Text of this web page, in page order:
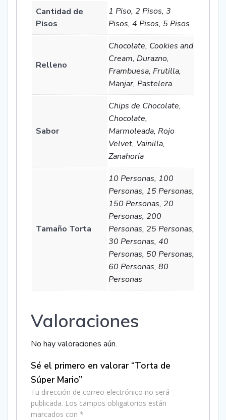
Cantidad de
Pisos
1 Piso, 2 Pisos, 3
Pisos, 4 Pisos, 5 Pisos
Relleno
Chocolate, Cookies and
Cream, Durazno,
Frambuesa, Frutilla,
Manjar, Pastelera
Sabor
Chips de Chocolate,
Chocolate,
Marmoleada, Rojo
Velvet, Vainilla,
Zanahoria
Tamaño Torta
10 Personas, 100
Personas, 15 Personas,
150 Personas, 20
Personas, 200
Personas, 25 Personas,
30 Personas, 40
Personas, 50 Personas,
60 Personas, 80
Personas
Valoraciones
No hay valoraciones aún.
Sé el primero en valorar “Torta de
Súper Mario”
Tu dirección de correo electrónico no será
publicada. Los campos obligatorios están
marcados con *